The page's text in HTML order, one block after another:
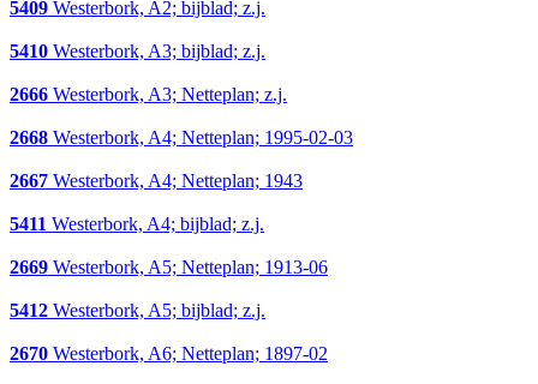
5409 Westerbork, A2; bijblad; z.j.
5410 Westerbork, A3; bijblad; z.j.
2666 Westerbork, A3; Netteplan; z.j.
2668 Westerbork, A4; Netteplan; 1995-02-03
2667 Westerbork, A4; Netteplan; 1943
5411 Westerbork, A4; bijblad; z.j.
2669 Westerbork, A5; Netteplan; 1913-06
5412 Westerbork, A5; bijblad; z.j.
2670 Westerbork, A6; Netteplan; 1897-02